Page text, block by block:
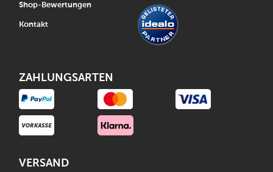
Shop-Bewertungen
Kontakt
ZAHLUNGSARTEN
VERSAND